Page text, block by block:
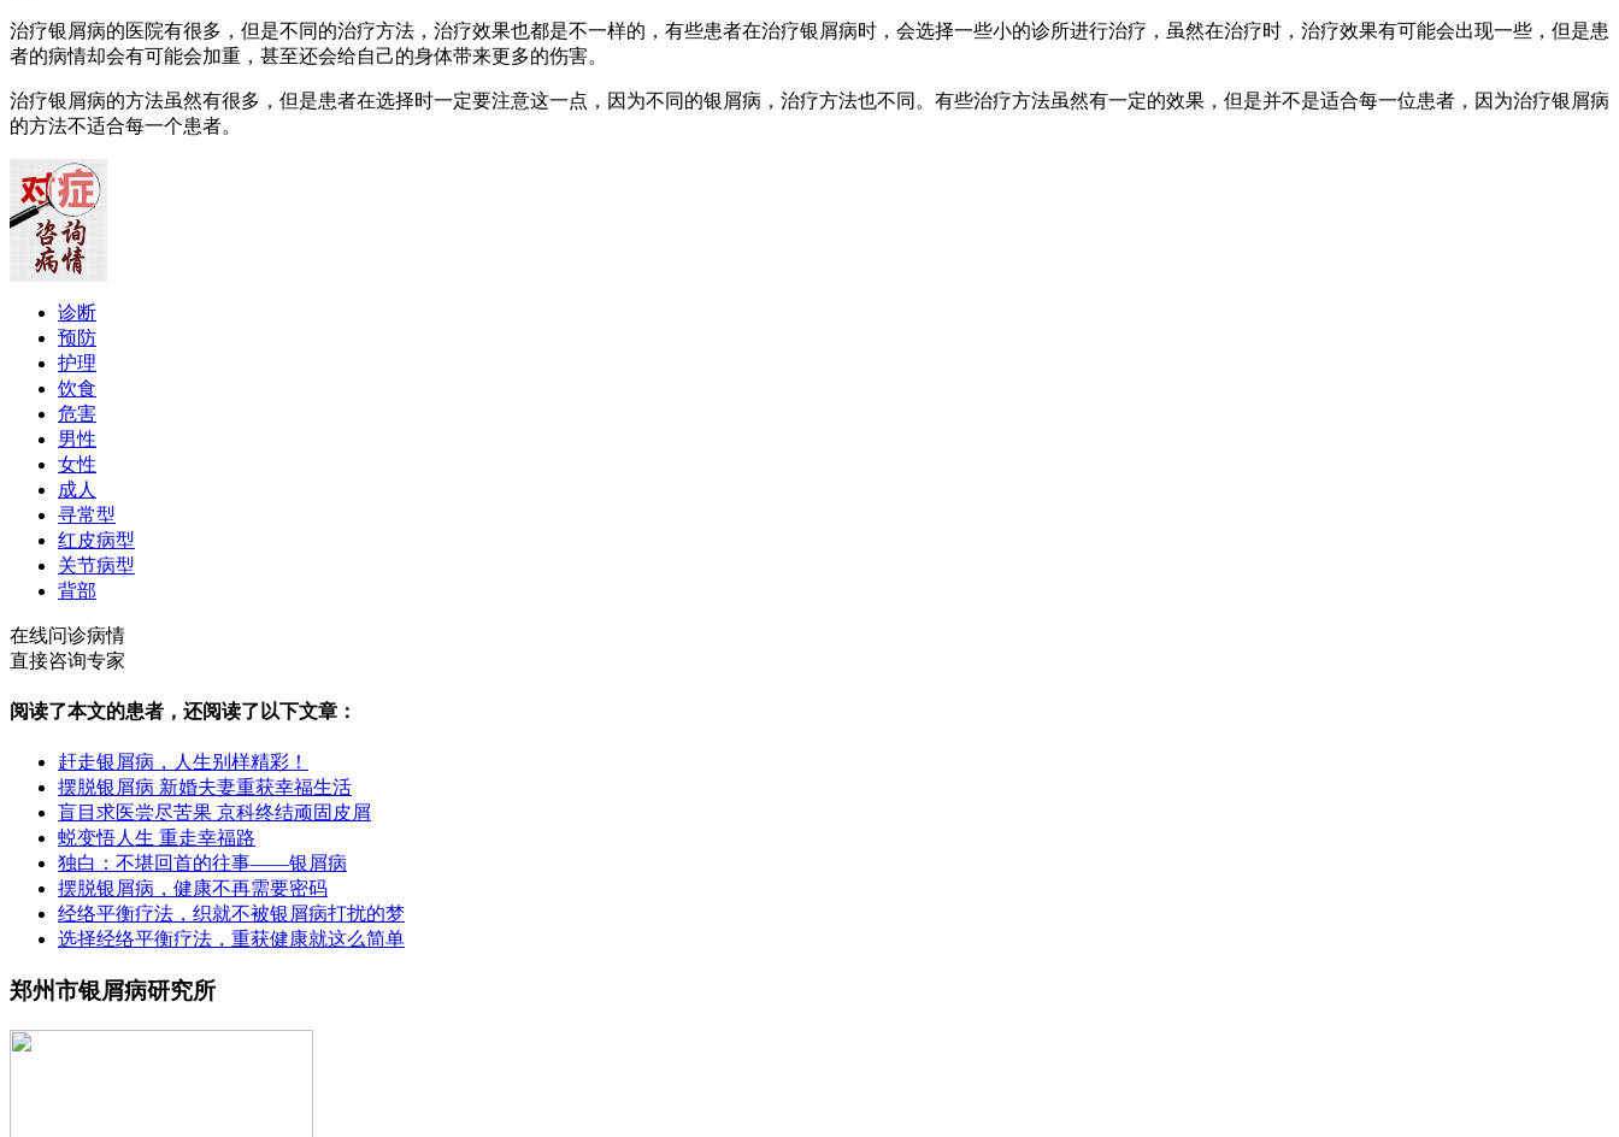
治疗银屑病的医院有很多，但是不同的治疗方法，治疗效果也都是不一样的，有些患者在治疗银屑病时，会选择一些小的诊所进行治疗，虽然在治疗时，治疗效果有可能会出现一些，但是患
者的病情却会有可能会加重，甚至还会给自己的身体带来更多的伤害。
治疗银屑病的方法虽然有很多，但是患者在选择时一定要注意这一点，因为不同的银屑病，治疗方法也不同。有些治疗方法虽然有一定的效果，但是并不是适合每一位患者，因为治疗银屑病
的方法不适合每一个患者。
诊断
预防
护理
饮食
危害
男性
女性
成人
寻常型
红皮病型
关节病型
背部
在线问诊病情
直接咨询专家
阅读了本文的患者，还阅读了以下文章：
赶走银屑病，人生别样精彩！
摆脱银屑病 新婚夫妻重获幸福生活
盲目求医尝尽苦果 京科终结顽固皮屑
蜕变悟人生 重走幸福路
独白：不堪回首的往事——银屑病
摆脱银屑病，健康不再需要密码
经络平衡疗法，织就不被银屑病打扰的梦
选择经络平衡疗法，重获健康就这么简单
郑州市银屑病研究所